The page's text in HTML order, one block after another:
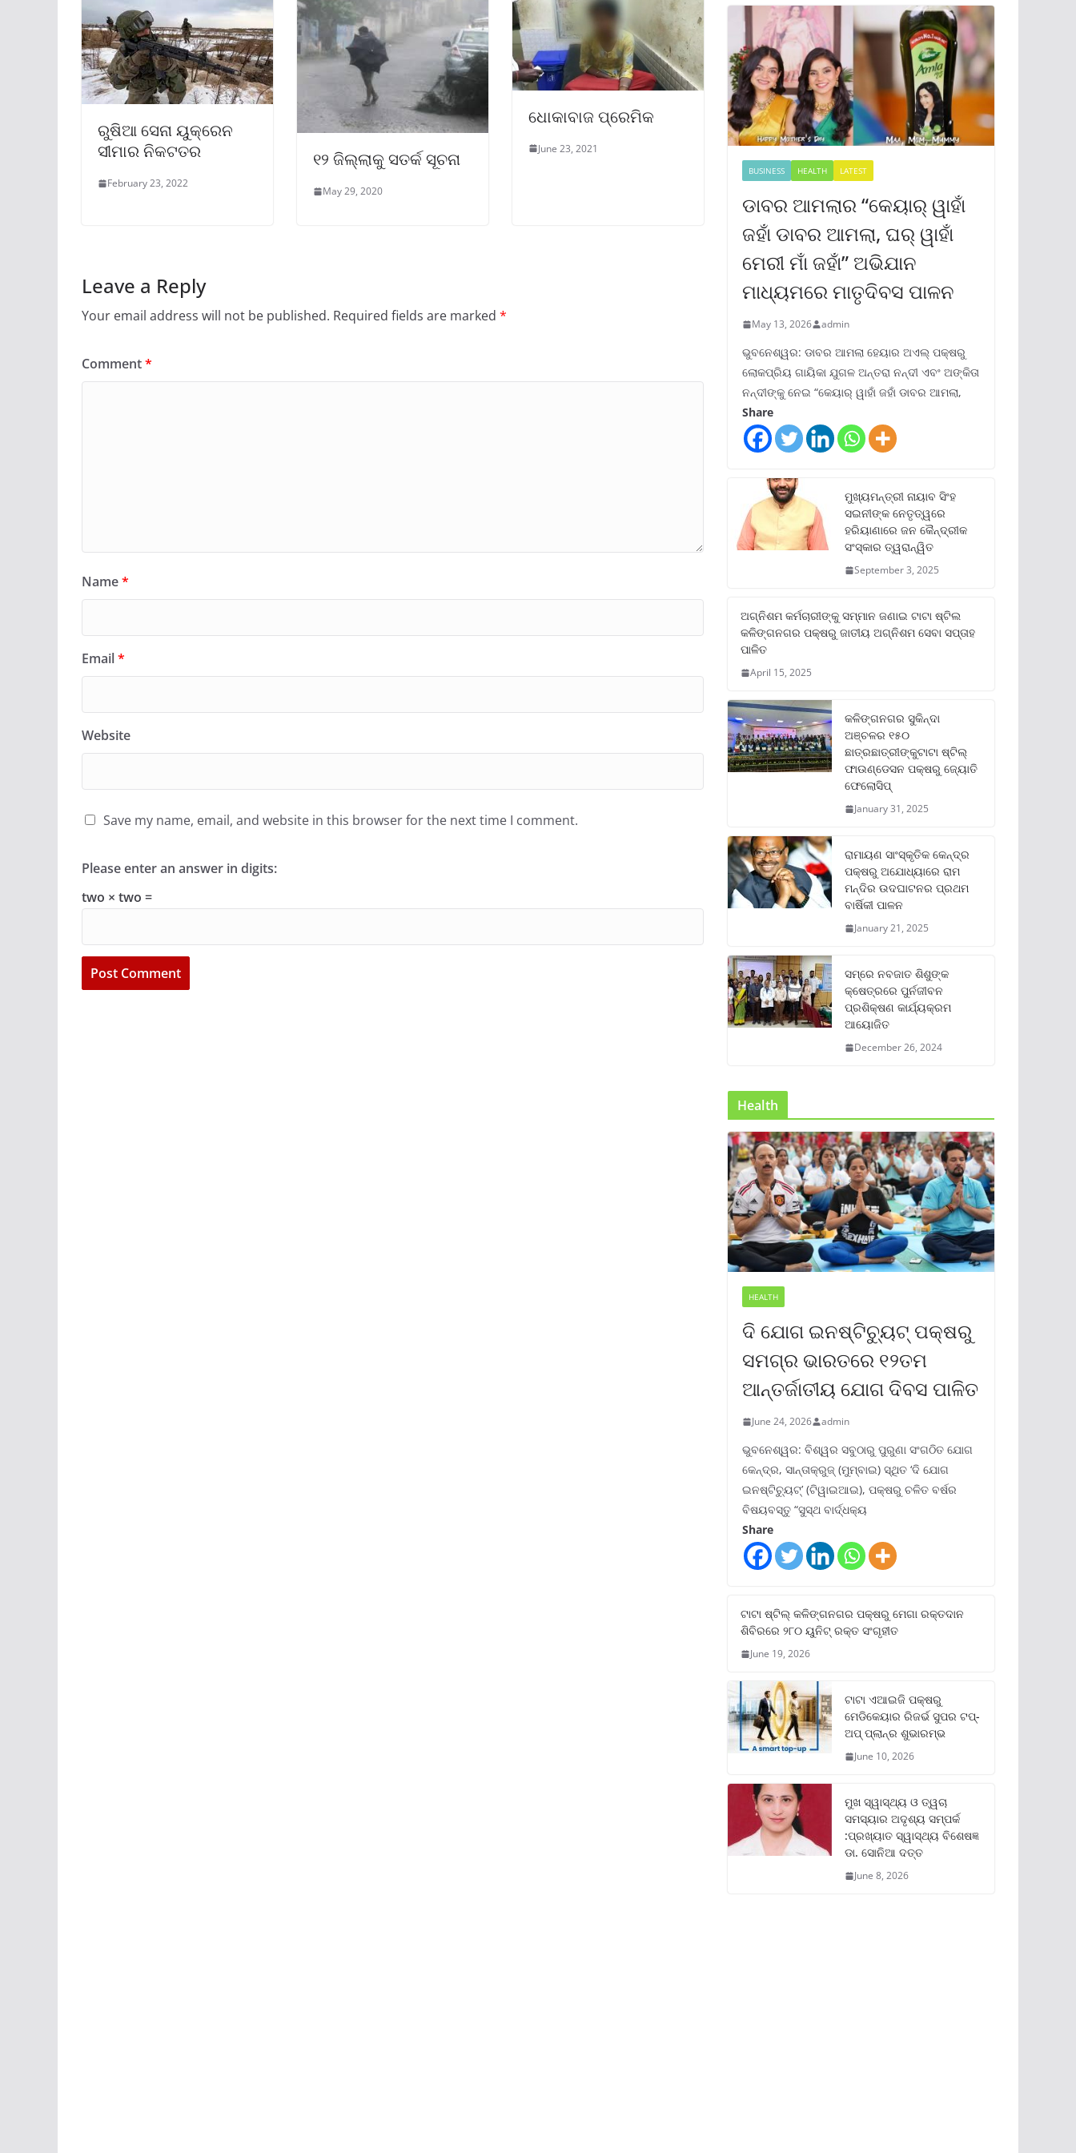
ରୁଷିଆ ସେନା ୟୁକ୍ରେନ
ସୀମାର ନିକଟତର
February 23, 2022
୧୨ ଜିଲ୍ଲାକୁ ସତର୍କ ସୂଚନା
May 29, 2020
ଧୋକାବାଜ ପ୍ରେମିକ
June 23, 2021
Leave a Reply
Your email address will not be published. Required fields are marked *
Comment*
Name*
Email*
Website
Save my name, email, and website in this browser for the next time I comment.
Please enter an answer in digits:
two × two =
BUSINESS HEALTH LATEST
ଡାବର ଆମଲାର “କେୟାର୍ ୱାହାଁ
ଜହାଁ ଡାବର ଆମଲା, ଘର୍ ୱାହାଁ
ମେରୀ ମାଁ ଜହାଁ” ଅଭିଯାନ
ମାଧ୍ୟମରେ ମାତୃଦିବସ ପାଳନ
May 13, 2026 admin
ଭୁବନେଶ୍ୱର: ଡାବର ଆମଲା ହେୟାର ଅଏଲ୍ ପକ୍ଷରୁ
ଲୋକପ୍ରିୟ ଗାୟିକା ଯୁଗଳ ଅନ୍ତରା ନନ୍ଦୀ ଏବଂ ଅଙ୍କିତା
ନନ୍ଦୀଙ୍କୁ ନେଇ “କେୟାର୍ ୱାହାଁ ଜହାଁ ଡାବର ଆମଲା,
Share
ମୁଖ୍ୟମନ୍ତ୍ରୀ ନାୟାବ ସିଂହ
ସଇନୀଙ୍କ ନେତୃତ୍ୱରେ
ହରିୟାଣାରେ ଜନ କୈନ୍ଦ୍ରୀକ
ସଂସ୍କାର ତ୍ୱରାନ୍ୱିତ
September 3, 2025
ଅଗ୍ନିଶମ କର୍ମଚାରୀଙ୍କୁ ସମ୍ମାନ ଜଣାଇ ଟାଟା ଷ୍ଟିଲ
କଳିଙ୍ଗନଗର ପକ୍ଷରୁ ଜାତୀୟ ଅଗ୍ନିଶମ ସେବା ସପ୍ତାହ
ପାଳିତ
April 15, 2025
କଳିଙ୍ଗନଗର ସୁକିନ୍ଦା
ଅଞ୍ଚଳର ୧୫୦
ଛାତ୍ରଛାତ୍ରୀଙ୍କୁଟାଟା ଷ୍ଟିଲ୍
ଫାଉଣ୍ଡେସନ ପକ୍ଷରୁ ଜ୍ୟୋତି
ଫେଲୋସିପ୍‌
January 31, 2025
ରାମାୟଣ ସାଂସ୍କୃତିକ କେନ୍ଦ୍ର
ପକ୍ଷରୁ ଅଯୋଧ୍ୟାରେ ରାମ
ମନ୍ଦିର ଉଦଘାଟନର ପ୍ରଥମ
ବାର୍ଷିକୀ ପାଳନ
January 21, 2025
ସମ୍‌ରେ ନବଜାତ ଶିଶୁଙ୍କ
କ୍ଷେତ୍ରରେ ପୁର୍ନଜୀବନ
ପ୍ରଶିକ୍ଷଣ କାର୍ଯ୍ୟକ୍ରମ
ଆୟୋଜିତ
December 26, 2024
Health
HEALTH
ଦି ଯୋଗ ଇନଷ୍ଟିଚ୍ୟୁଟ୍ ପକ୍ଷରୁ
ସମଗ୍ର ଭାରତରେ ୧୨ତମ
ଆନ୍ତର୍ଜାତୀୟ ଯୋଗ ଦିବସ ପାଳିତ
June 24, 2026 admin
ଭୁବନେଶ୍ୱର: ବିଶ୍ୱର ସବୁଠାରୁ ପୁରୁଣା ସଂଗଠିତ ଯୋଗ
କେନ୍ଦ୍ର, ସାନ୍ତାକ୍ରୁଜ୍ (ମୁମ୍ବାଇ) ସ୍ଥିତ ‘ଦି ଯୋଗ
ଇନଷ୍ଟିଚ୍ୟୁଟ୍‌’ (ଟିୱାଇଆଇ), ପକ୍ଷରୁ ଚଳିତ ବର୍ଷର
ବିଷୟବସ୍ତୁ “ସୁସ୍ଥ ବାର୍ଦ୍ଧକ୍ୟ
Share
ଟାଟା ଷ୍ଟିଲ୍‌ କଳିଙ୍ଗନଗର ପକ୍ଷରୁ ମେଗା ରକ୍ତଦାନ
ଶିବିରରେ ୨୮୦ ୟୁନିଟ୍‌ ରକ୍ତ ସଂଗୃହୀତ
June 19, 2026
ଟାଟା ଏଆଇଜି ପକ୍ଷରୁ
ମେଡିକେୟାର ରିଜର୍ଭ ସୁପର ଟପ୍‌-
ଅପ୍ ପ୍ଲାନ୍‌ର ଶୁଭାରମ୍ଭ
June 10, 2026
ମୁଖ ସ୍ୱାସ୍ଥ୍ୟ ଓ ତ୍ୱଚା
ସମସ୍ୟାର ଅଦୃଶ୍ୟ ସମ୍ପର୍କ
:ପ୍ରଖ୍ୟାତ ସ୍ୱାସ୍ଥ୍ୟ ବିଶେଷଜ୍ଞ
ଡା. ସୋନିଆ ଦତ୍ତ
June 8, 2026